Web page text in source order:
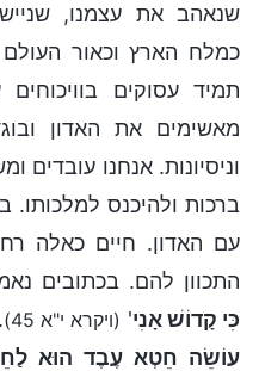
שנאהב את עצמנו,
כמלח הארץ וכאור
תמיד עסוקים
מאשימים את האדון
וניסיונות. אנחנו עובדים
ברכות ולהיכנס
עם האדון. חיים כאלה
התכוון להם. בכתובים
כִּי קָדוֹשׁ אָנִי' (ויקרא י"א 45)
עוֹשֵׂה חֵטְא עֶבֶד הוּא